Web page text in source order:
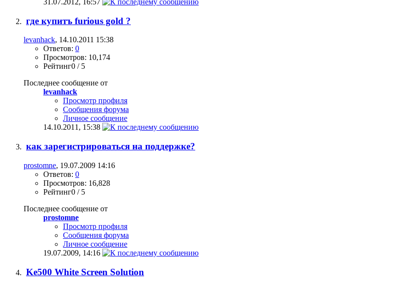
31.07.2012, 16:57
где купитъ furious gold ?
levanhack, 14.10.2011 15:38
Ответов: 0
Просмотров: 10,174
Рейтинг0 / 5
Последнее сообщение от
levanhack
Просмотр профиля
Сообщения форума
Личное сообщение
14.10.2011, 15:38
как зарегистрироваться на поддержке?
prostomne, 19.07.2009 14:16
Ответов: 0
Просмотров: 16,828
Рейтинг0 / 5
Последнее сообщение от
prostomne
Просмотр профиля
Сообщения форума
Личное сообщение
19.07.2009, 14:16
Ke500 White Screen Solution